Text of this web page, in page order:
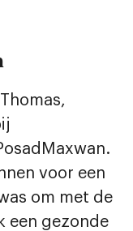
voor een
om met de
een gezonde